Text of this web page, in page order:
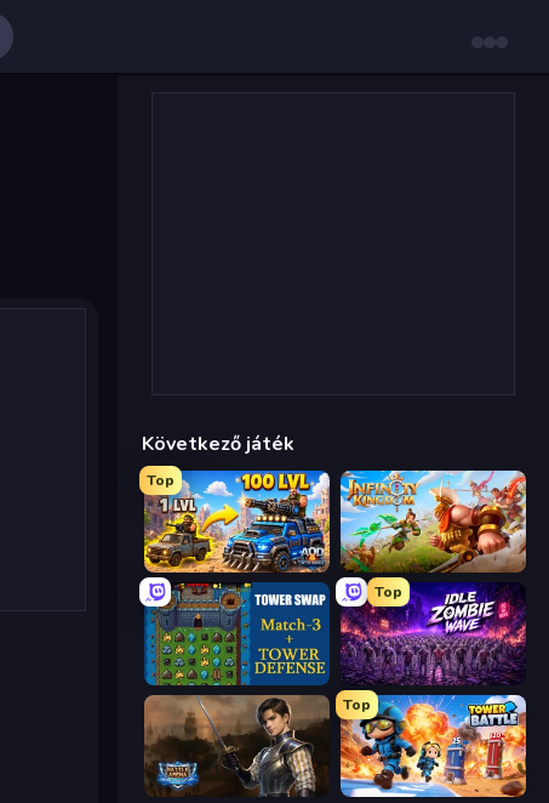
Következő játék
Top
AOD - Art Of Defense Infinity Kingdom
Tower Swap
Top
Idle Zombie Wave: Survivors
Battle Arena
Top
Tower Battle